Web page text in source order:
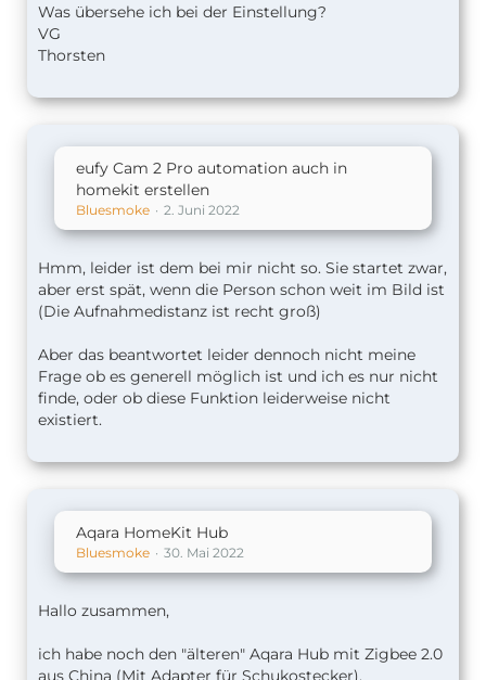
Was übersehe ich bei der Einstellung?
VG
Thorsten
eufy Cam 2 Pro automation auch in
homekit erstellen
Bluesmoke 2. Juni 2022
Hmm, leider ist dem bei mir nicht so. Sie startet zwar,
aber erst spät, wenn die Person schon weit im Bild ist
(Die Aufnahmedistanz ist recht groß)
Aber das beantwortet leider dennoch nicht meine
Frage ob es generell möglich ist und ich es nur nicht
finde, oder ob diese Funktion leiderweise nicht
existiert.
Aqara HomeKit Hub
Bluesmoke 30. Mai 2022
Hallo zusammen,
ich habe noch den "älteren" Aqara Hub mit Zigbee 2.0
aus China (Mit Adapter für Schukostecker).